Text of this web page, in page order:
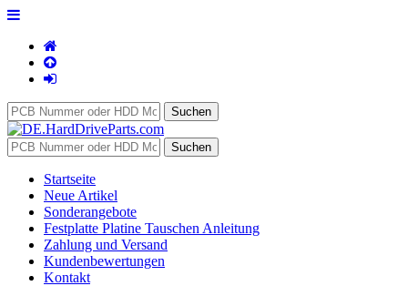
Startseite
Neue Artikel
Sonderangebote
Festplatte Platine Tauschen Anleitung
Zahlung und Versand
Kundenbewertungen
Kontakt